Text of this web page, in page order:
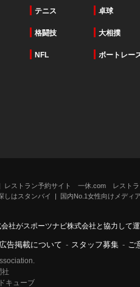
テニス 卓球
格闘技 大相撲
NFL ボートレー
レストラン予約サイト 一休.com レストラ
しはスタンバイ
国内No.1女性向けメディ
社がスポーツナビ株式会社と協力して運
広告掲載について - スタッフ募集 - ご
キューブ